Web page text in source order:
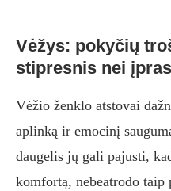
Vėžys: pokyčių
stipresnis nei
Vėžio ženklo atstovai
aplinką ir emocinį
daugelis jų gali pajusti,
komfortą, nebeatrodo taip